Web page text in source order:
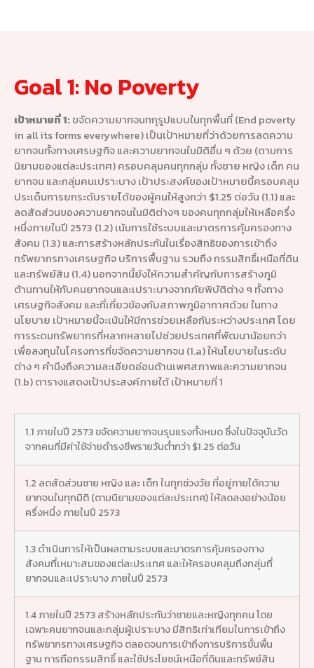
Goal 1: No Poverty
เป้าหมายที่ 1: ขจัดความยากจนทกุรูปแบบในทุกพื้นที่ (End poverty
in all its forms everywhere) เป็นเป้าหมายที่ว่าด้วยการลดความ
ยากจนทั้งทางเศรษฐกิจ และความยากจนในมิติอื่น ๆ ด้วย (ตามการ
นิยามของแต่ละประเทศ) ครอบคลุมคนทุกกลุ่ม ทั้งชาย หญิง เด็ก คน
ยากจน และกลุ่มคนเปราะบาง เป้าประสงค์ของเป้าหมายนี้ครอบคลุม
ประเด็นการยกระดับรายได้ของผู้คนให้สูงกว่า $1.25 ต่อวัน (1.1) และ
ลดสัดส่วนของความยากจนในมิติต่างๆ ของคนทุกกลุ่มให้เหลือครึ่ง
หนึ่งภายในปี 2573 (1.2) เน้นการใช้ระบบและมาตรการคุ้มครองทาง
สังคม (1.3) และการสร้างหลักประกันในเรื่องสิทธิของการเข้าถึง
ทรัพยากรทางเศรษฐกิจ บริการพื้นฐาน รวมถึง กรรมสิทธิ์เหนือที่ดิน
และทรัพย์สิน (1.4) นอกจากนี้ยังให้ความสำคัญกับการสร้างภูมิ
ต้านทานให้กับคนยากจนและเปราะบางจากภัยพิบัติต่าง ๆ ทั้งทาง
เศรษฐกิจสังคม และที่เกี่ยวข้องกับสภาพภูมิอากาศด้วย ในทาง
นโยบาย เป้าหมายนี้จะเน้นให้มีการช่วยเหลือกันระหว่างประเทศ โดย
การระดมทรัพยากรที่หลากหลายไปช่วยประเทศที่พัฒนาน้อยกว่า
เพื่อลงทุนในโครงการที่ขจัดความยากจน (1.a) ให้นโยบายในระดับ
ต่าง ๆ คำนึงถึงความละเอียดอ่อนด้านเพศสภาพและความยากจน
(1.b) ตารางแสดงเป้าประสงค์ภายใต้ เป้าหมายที่ 1
1.1 ภายในปี 2573 ขจัดความยากจนรุนแรงทั้งหมด ซึ่งในปัจจุบันวัด
จากคนที่มีค่าใช้จ่ายดำรงชีพรายวันต่ำกว่า $1.25 ต่อวัน
1.2 ลดสัดส่วนชาย หญิง และ เด็ก ในทุกช่วงวัย ที่อยู่ภายใต้ความ
ยากจนในทุกมิติ (ตามนิยามของแต่ละประเทศ) ให้ลดลงอย่างน้อย
ครึ่งหนึ่ง ภายในปี 2573
1.3 ดำเนินการให้เป็นผลตามระบบและมาตรการคุ้มครองทาง
สังคมที่เหมาะสมของแต่ละประเทศ และให้ครอบคลุมถึงกลุ่มที่
ยากจนและเปราะบาง ภายในปี 2573
1.4 ภายในปี 2573 สร้างหลักประกันว่าชายและหญิงทุกคน โดย
เฉพาะคนยากจนและกลุ่มผู้เปราะบาง มีสิทธิเท่าเทียมในการเข้าถึง
ทรัพยากรทางเศรษฐกิจ ตลอดจนการเข้าถึงการบริการขั้นพื้น
ฐาน การถือกรรมสิทธิ์ และใช้ประโยชน์เหนือที่ดินและทรัพย์สิน